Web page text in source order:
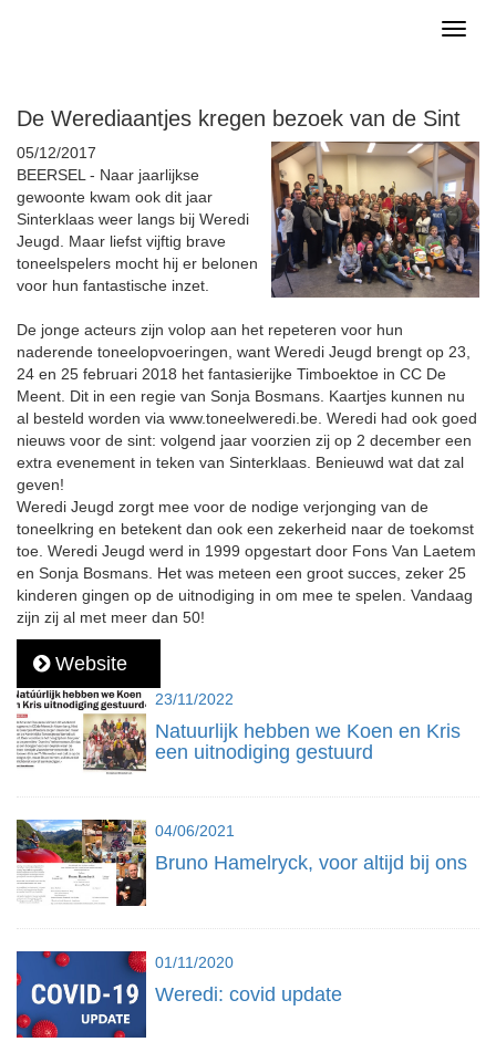
De Werediaantjes kregen bezoek van de Sint
05/12/2017
BEERSEL - Naar jaarlijkse
gewoonte kwam ook dit jaar
Sinterklaas weer langs bij Weredi
Jeugd. Maar liefst vijftig brave
toneelspelers mocht hij er belonen
voor hun fantastische inzet.
De jonge acteurs zijn volop aan het repeteren voor hun
naderende toneelopvoeringen, want Weredi Jeugd brengt op 23,
24 en 25 februari 2018 het fantasierijke Timboektoe in CC De
Meent. Dit in een regie van Sonja Bosmans. Kaartjes kunnen nu
al besteld worden via www.toneelweredi.be. Weredi had ook goed
nieuws voor de sint: volgend jaar voorzien zij op 2 december een
extra evenement in teken van Sinterklaas. Benieuwd wat dat zal
geven!
Weredi Jeugd zorgt mee voor de nodige verjonging van de
toneelkring en betekent dan ook een zekerheid naar de toekomst
toe. Weredi Jeugd werd in 1999 opgestart door Fons Van Laetem
en Sonja Bosmans. Het was meteen een groot succes, zeker 25
kinderen gingen op de uitnodiging in om mee te spelen. Vandaag
zijn zij al met meer dan 50!
Website
23/11/2022
Natuurlijk hebben we Koen en Kris
een uitnodiging gestuurd
04/06/2021
Bruno Hamelryck, voor altijd bij ons
01/11/2020
Weredi: covid update